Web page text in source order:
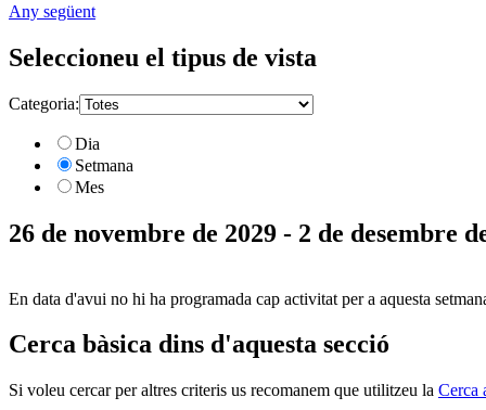
Any següent
Seleccioneu el tipus de vista
Categoria:
Dia
Setmana
Mes
26 de novembre de 2029 - 2 de desembre
En data d'avui no hi ha programada cap activitat per a aquesta
Cerca bàsica dins d'aquesta secció
Si voleu cercar per altres criteris us recomanem que utilitzeu la Cerca